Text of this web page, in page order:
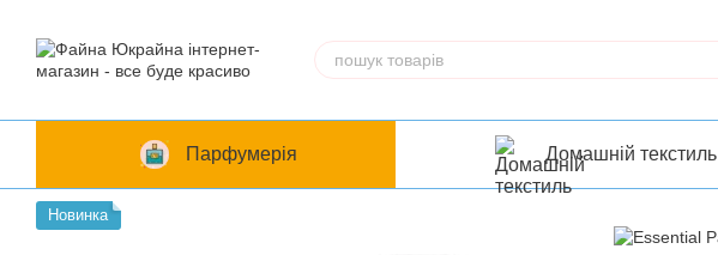
Парфумерія Домашній текстиль
Новинка